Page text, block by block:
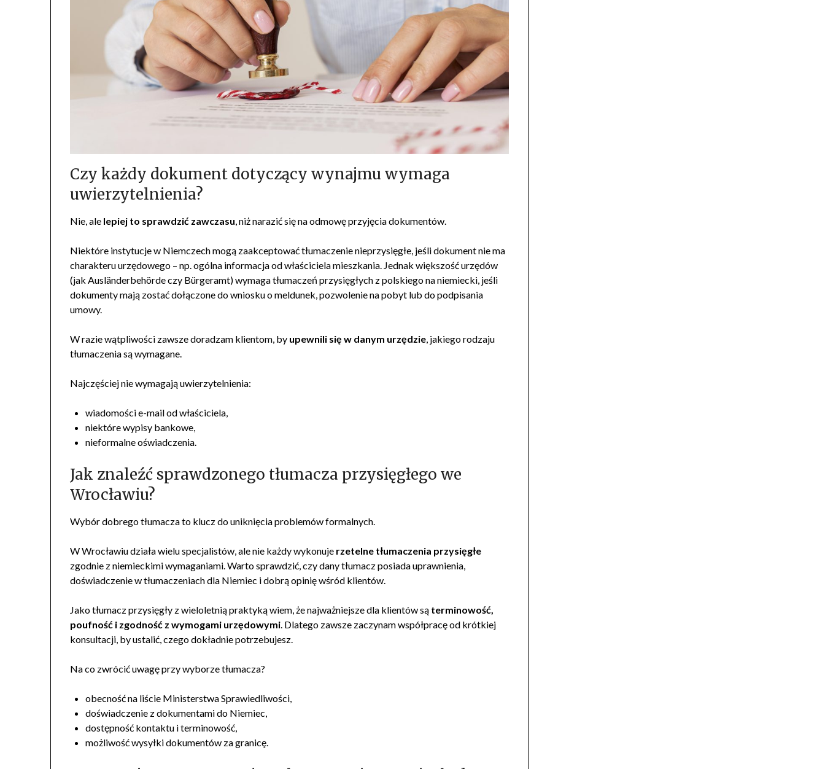
Czy każdy dokument dotyczący wynajmu wymaga
uwierzytelnienia?
Nie, ale lepiej to sprawdzić zawczasu , niż narazić się na odmowę przyjęcia dokumentów.
Niektóre instytucje w Niemczech mogą zaakceptować tłumaczenie nieprzysięgłe, jeśli dokument nie ma
charakteru urzędowego – np. ogólna informacja od właściciela mieszkania. Jednak większość urzędów
(jak Ausländerbehörde czy Bürgeramt) wymaga tłumaczeń przysięgłych z polskiego na niemiecki, jeśli
dokumenty mają zostać dołączone do wniosku o meldunek, pozwolenie na pobyt lub do podpisania
umowy.
W razie wątpliwości zawsze doradzam klientom, by upewnili się w danym urzędzie , jakiego rodzaju
tłumaczenia są wymagane.
Najczęściej nie wymagają uwierzytelnienia:
wiadomości e-mail od właściciela,
niektóre wypisy bankowe,
nieformalne oświadczenia.
Jak znaleźć sprawdzonego tłumacza przysięgłego we
Wrocławiu?
Wybór dobrego tłumacza to klucz do uniknięcia problemów formalnych.
W Wrocławiu działa wielu specjalistów, ale nie każdy wykonuje rzetelne tłumaczenia przysięgłe
zgodnie z niemieckimi wymaganiami. Warto sprawdzić, czy dany tłumacz posiada uprawnienia,
doświadczenie w tłumaczeniach dla Niemiec i dobrą opinię wśród klientów.
Jako tłumacz przysięgły z wieloletnią praktyką wiem, że najważniejsze dla klientów są terminowość,
poufność i zgodność z wymogami urzędowymi . Dlatego zawsze zaczynam współpracę od krótkiej
konsultacji, by ustalić, czego dokładnie potrzebujesz.
Na co zwrócić uwagę przy wyborze tłumacza?
obecność na liście Ministerstwa Sprawiedliwości,
doświadczenie z dokumentami do Niemiec,
dostępność kontaktu i terminowość,
możliwość wysyłki dokumentów za granicę.